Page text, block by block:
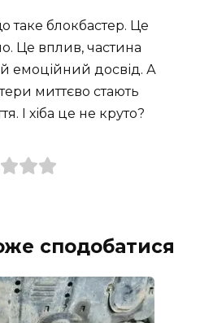
таке блокбастер. Це
Це вплив, частина
емоційний досвід. А
миттєво стають
І хіба це не круто?
сподобатися